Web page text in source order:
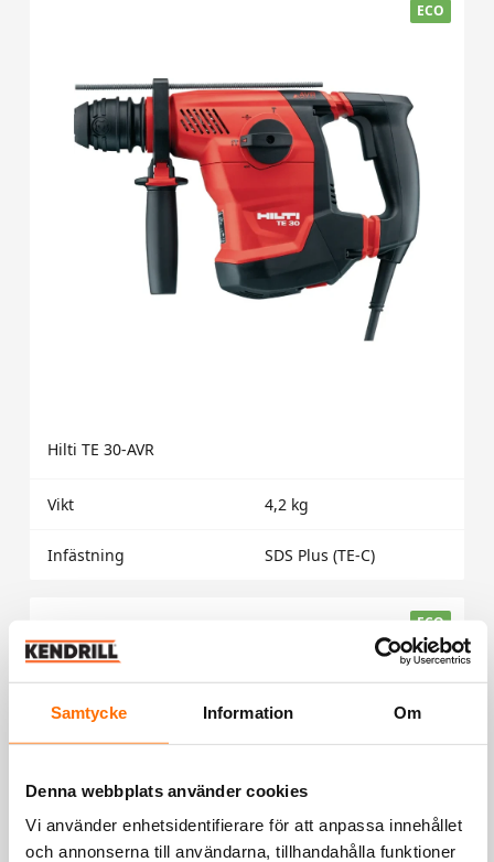
Samtycke Information Om
Denna webbplats använder cookies
Vi använder enhetsidentifierare för att anpassa innehållet
och annonserna till användarna, tillhandahålla funktioner
ECO
Hilti TE 30-AVR
Vikt 4,2 kg
Infästning SDS Plus (TE-C)
ECO